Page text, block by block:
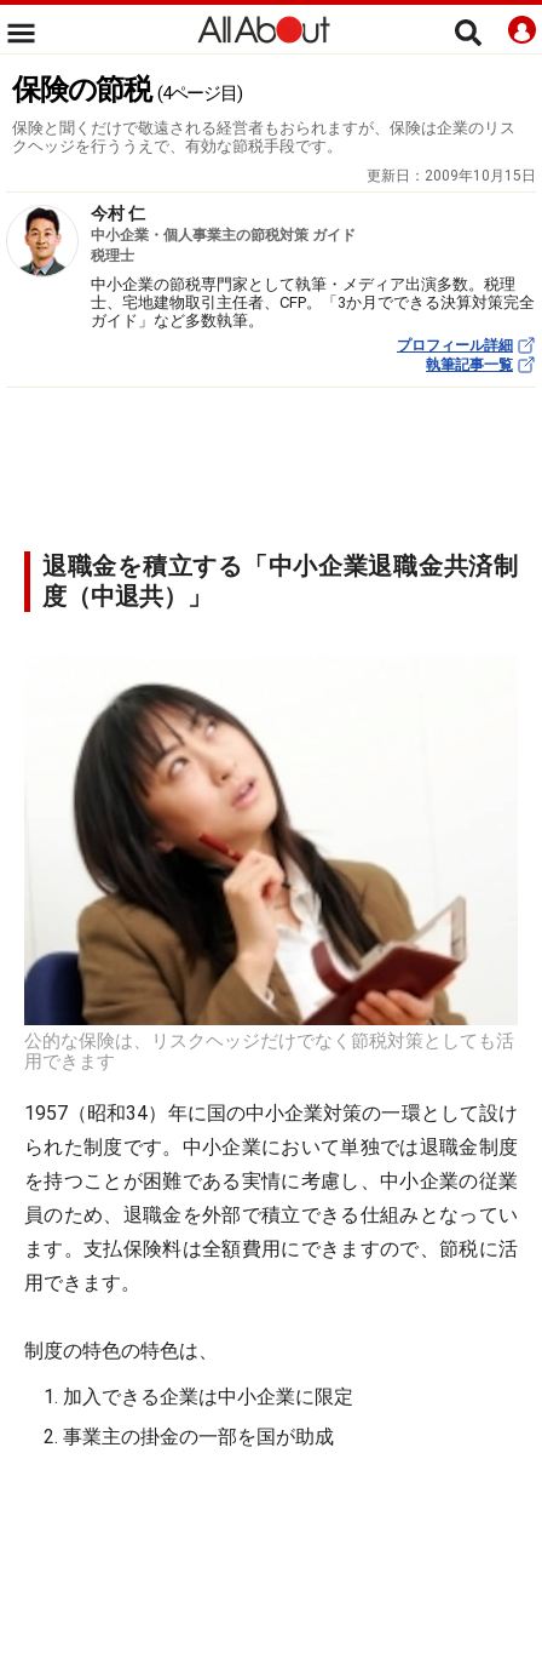
保険の節税 (4ページ目)
保険と聞くだけで敬遠される経営者もおられますが、保険は企業のリス
クヘッジを行ううえで、有効な節税手段です。
更新日： 2009年10月15日
今村 仁
中小企業・個人事業主の節税対策 ガイド
税理士
中小企業の節税専門家として執筆・メディア出演多数。税理
士、宅地建物取引主任者、CFP。「3か月でできる決算対策完全
ガイド」など多数執筆。
プロフィール詳細
執筆記事一覧
退職金を積立する「中小企業退職金共済制
度（中退共）」
公的な保険は、リスクヘッジだけでなく節税対策としても活
用できます
1957（昭和34）年に国の中小企業対策の一環として設け
られた制度です。中小企業において単独では退職金制度
を持つことが困難である実情に考慮し、中小企業の従業
員のため、退職金を外部で積立できる仕組みとなってい
ます。支払保険料は全額費用にできますので、節税に活
用できます。
制度の特色の特色は、
加入できる企業は中小企業に限定
事業主の掛金の一部を国が助成